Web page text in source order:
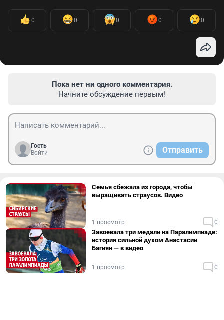
0 0 0 0 0
Пока нет ни одного комментария.
Начните обсуждение первым!
Гость
Войти
Отправить
Семья сбежала из города, чтобы
выращивать страусов. Видео
1 просмотр 0
Завоевала три медали на Паралимпиаде:
история сильной духом Анастасии
Багиян — в видео
1 просмотр 0